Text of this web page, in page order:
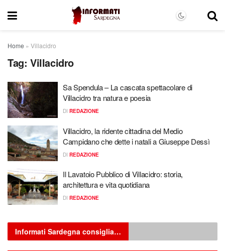
Home » Villacidro
Tag: Villacidro
Sa Spendula – La cascata spettacolare di
Villacidro tra natura e poesia
DI REDAZIONE
Villacidro, la ridente cittadina del Medio
Campidano che dette i natali a Giuseppe Dessì
DI REDAZIONE
Il Lavatoio Pubblico di Villacidro: storia,
architettura e vita quotidiana
DI REDAZIONE
Informati Sardegna consiglia…